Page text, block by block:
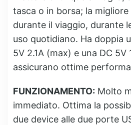
tasca o in borsa; la
durante il viaggio, durante
uso quotidiano. Ha doppia
5V 2.1A (max) e una DC 5V
assicurano ottime
FUNZIONAMENTO: Molto
immediato. Ottima la
due device alle due porte